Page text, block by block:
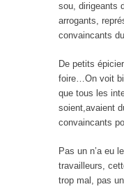
sou, dirigeants
arrogants,
convaincants
De petits
foire…On voit
que tous les
soient,avaient
convaincants
Pas un n’a eu
travailleurs,
trop mal, pas